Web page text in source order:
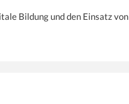
Bildung und den Einsatz von